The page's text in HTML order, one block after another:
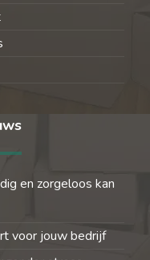
en zorgeloos kan
voor jouw bedrijf